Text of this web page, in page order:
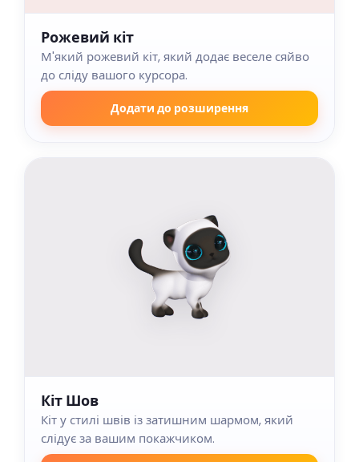
Рожевий кіт
М'який рожевий кіт, який додає веселе сяйво
до сліду вашого курсора.
Додати до розширення
Кіт Шов
Кіт у стилі швів із затишним шармом, який
слідує за вашим покажчиком.